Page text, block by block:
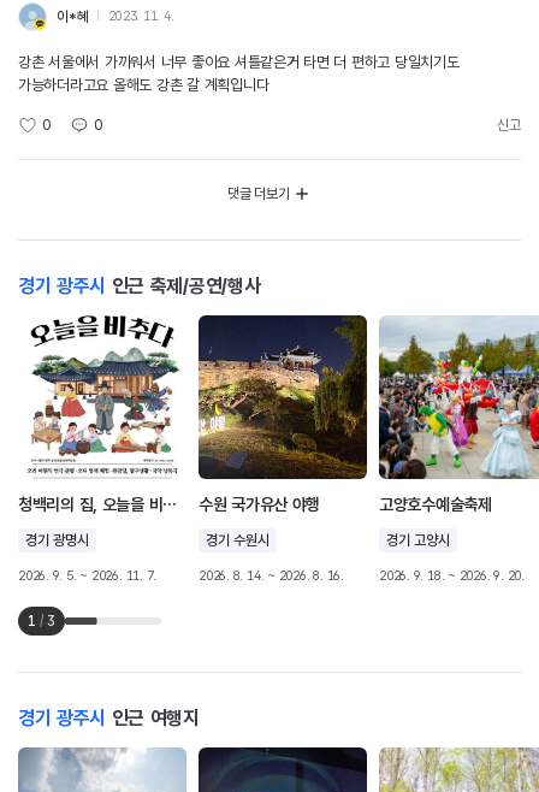
이*혜 2023. 11. 4.
강촌 서울에서 가까워서 너무 좋아요 셔틀같은거 타면 더 편하고 당일치기도
가능하더라고요 올해도 강촌 갈 계획입니다
0 0 신고
댓글 더보기
경기 광주시 인근 축제/공연/행사
청백리의 집, 오늘을 비추다
경기 광명시
2026. 9. 5. ~ 2026. 11. 7.
수원 국가유산 야행
경기 수원시
2026. 8. 14. ~ 2026. 8. 16.
고양호수예술축제
경기 고양시
2026. 9. 18. ~ 2026. 9. 20.
1 / 3
경기 광주시 인근 여행지